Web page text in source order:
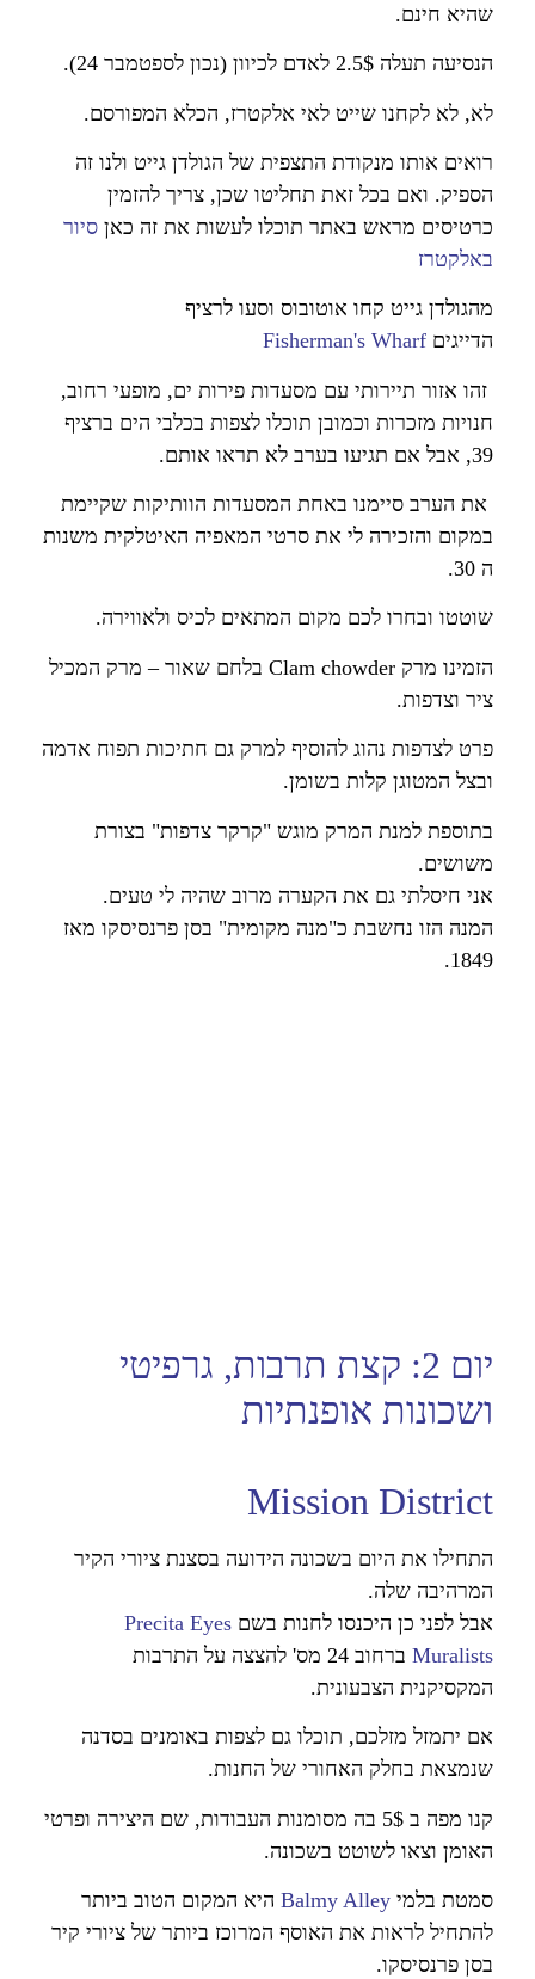
שהיא חינם.
הנסיעה תעלה 2.5$ לאדם לכיוון (נכון לספטמבר 24) .
לא, לא לקחנו שייט לאי אלקטרז, הכלא המפורסם.
רואים אותו מנקודת התצפית של הגולדן גייט ולנו זה
הספיק. ואם בכל זאת תחליטו שכן, צריך להזמין
כרטיסים מראש באתר תוכלו לעשות את זה כאן סיור
באלקטרז
מהגולדן גייט קחו אוטובוס וסעו לרציף
הדייגים Fisherman's Wharf
זהו אזור תיירותי עם מסעדות פירות ים, מופעי רחוב,
חנויות מזכרות וכמובן תוכלו לצפות בכלבי הים ברציף
39, אבל אם תגיעו בערב לא תראו אותם
.
את הערב סיימנו באחת המסעדות הוותיקות שקיימת
במקום והזכירה לי את סרטי המאפיה האיטלקית משנות
ה 30.
שוטטו ובחרו לכם מקום המתאים לכיס ולאווירה.
הזמינו מרק
בלחם שאור – מרק המכיל
ציר וצדפות.
פרט לצדפות נהוג להוסיף למרק גם חתיכות תפוח אדמה
ובצל המטוגן קלות בשומן.
בתוספת למנת המרק מוגש "קרקר צדפות" בצורת
משושים.
אני חיסלתי גם את הקערה מרוב שהיה לי טעים.
המנה הזו נחשבת כ"מנה מקומית" בסן פרנסיסקו מאז
1849
.
יום 2: קצת תרבות, גרפיטי
ושכונות אופנתיות
Mission District
התחילו את היום בשכונה הידועה בסצנת ציורי הקיר
המרהיבה שלה.
אבל לפני כן היכנסו לחנות בשם Precita Eyes
Muralists
ברחוב 24 מס' להצצה על התרבות
המקסיקנית הצבעונית.
אם יתמזל מזלכם, תוכלו גם לצפות באומנים בסדנה
שנמצאת בחלק האחורי של החנות.
קנו מפה ב 5$ בה מסומנות העבודות, שם היצירה ופרטי
האומן וצאו לשוטט בשכונה.
סמטת בלמי Balmy Alley היא המקום הטוב ביותר
להתחיל לראות את האוסף המרוכז ביותר של ציורי קיר
בסן פרנסיסקו.